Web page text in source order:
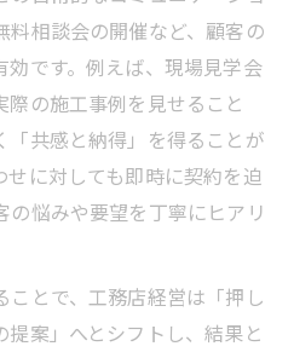
料相談会の開催など、顧客の
です。例えば、現場見学会
の施工事例を見せること
「共感と納得」を得ることが
に対しても即時に契約を迫
の悩みや要望を丁寧にヒアリ
ことで、工務店経営は「押し
案」へとシフトし、結果と